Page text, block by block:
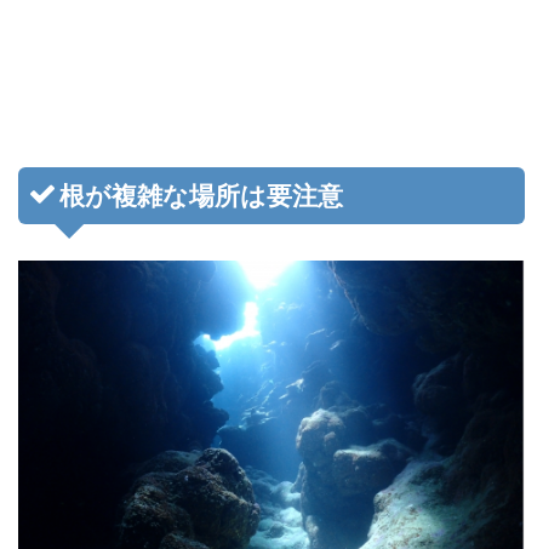
根が複雑な場所は要注意